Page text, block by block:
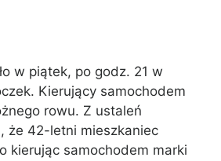
w piątek, po godz. 21 w
Kierujący samochodem
rowu. Z ustaleń
że 42-letni mieszkaniec
kierując samochodem marki